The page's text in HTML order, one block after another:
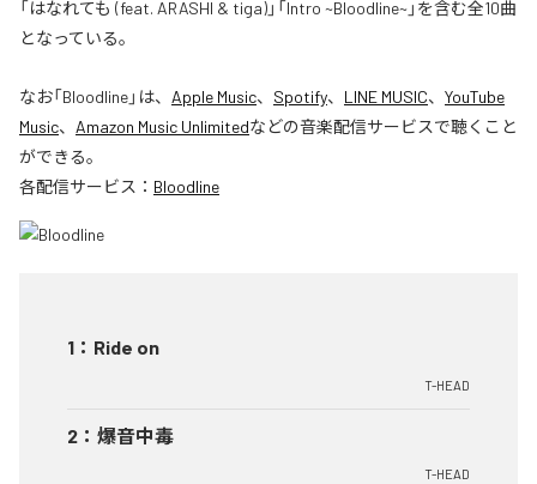
「はなれても (feat. ARASHI & tiga)」「Intro ~Bloodline~」を含む全10曲
となっている。
なお「Bloodline」は、 Apple Music、 Spotify、 LINE MUSIC、 YouTube
Music、 Amazon Music Unlimitedなどの音楽配信サービスで聴くこと
ができる。
各配信サービス： Bloodline
1 ： Ride on
T-HEAD
2 ： 爆音中毒
T-HEAD